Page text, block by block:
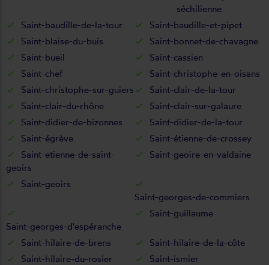
séchilienne
Saint-baudille-de-la-tour
Saint-baudille-et-pipet
Saint-blaise-du-buis
Saint-bonnet-de-chavagne
Saint-bueil
Saint-cassien
Saint-chef
Saint-christophe-en-oisans
Saint-christophe-sur-guiers
Saint-clair-de-la-tour
Saint-clair-du-rhône
Saint-clair-sur-galaure
Saint-didier-de-bizonnes
Saint-didier-de-la-tour
Saint-égrève
Saint-étienne-de-crossey
Saint-etienne-de-saint-
geoirs
Saint-geoire-en-valdaine
Saint-geoirs
Saint-georges-de-commiers
Saint-georges-d'espéranche
Saint-guillaume
Saint-hilaire-de-brens
Saint-hilaire-de-la-côte
Saint-hilaire-du-rosier
Saint-ismier